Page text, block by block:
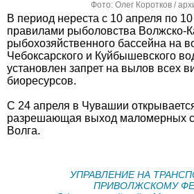
Фото: Олег Коротков /
В период нереста с 10 апреля по
правилами рыболовства Волжско-
рыбохозяйственного бассейна на
Чебоксарского и Куйбышевского
установлен запрет на вылов всех
биоресурсов.
С 24 апреля в Чувашии
разрешающая выход маломерных
Волга.
УПРАВЛЕНИЕ НА
ПРИВОЛЖСКОМУ